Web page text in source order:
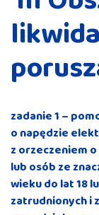
zadanie 1 –
o napędzie
z orzeczeniem
lub osób ze
wieku do lat 18
zatrudnionych i